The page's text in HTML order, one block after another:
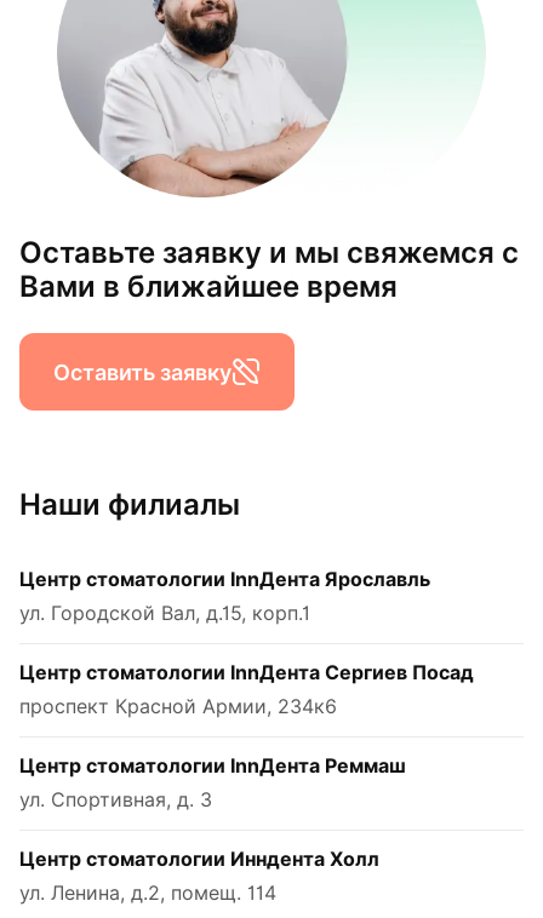
Оставьте заявку и мы свяжемся с
Вами в ближайшее время
Оставить заявку
Наши филиалы
Центр стоматологии InnДента Ярославль
ул. Городской Вал, д.15, корп.1
Центр стоматологии InnДента Сергиев Посад
проспект Красной Армии, 234к6
Центр стоматологии InnДента Реммаш
ул. Спортивная, д. 3
Центр стоматологии Инндента Холл
ул. Ленина, д.2, помещ. 114